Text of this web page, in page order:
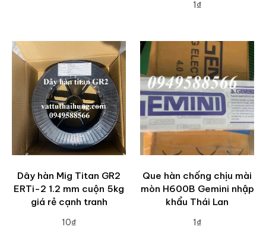
1₫
Dây hàn Mig Titan GR2
ERTi-2 1.2 mm cuộn 5kg
giá rẻ cạnh tranh
10₫
Que hàn chống chịu mài
mòn H600B Gemini nhập
khẩu Thái Lan
1₫